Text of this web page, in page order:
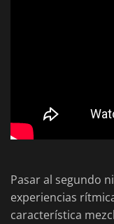
Pasar al segundo
experiencias
característica